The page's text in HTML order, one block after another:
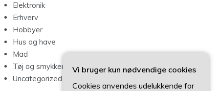
Elektronik
Erhverv
Hobbyer
Hus og have
Mad
Tøj og smykker
Uncategorized
Vi bruger kun nødvendige cookies
Cookies anvendes udelukkende for